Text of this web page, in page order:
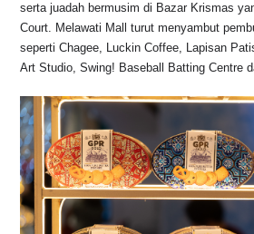
serta juadah bermusim di Bazar Krismas
Court. Melawati Mall turut menyambut
seperti Chagee, Luckin Coffee, Lapisan
Art Studio, Swing! Baseball Batting Centre